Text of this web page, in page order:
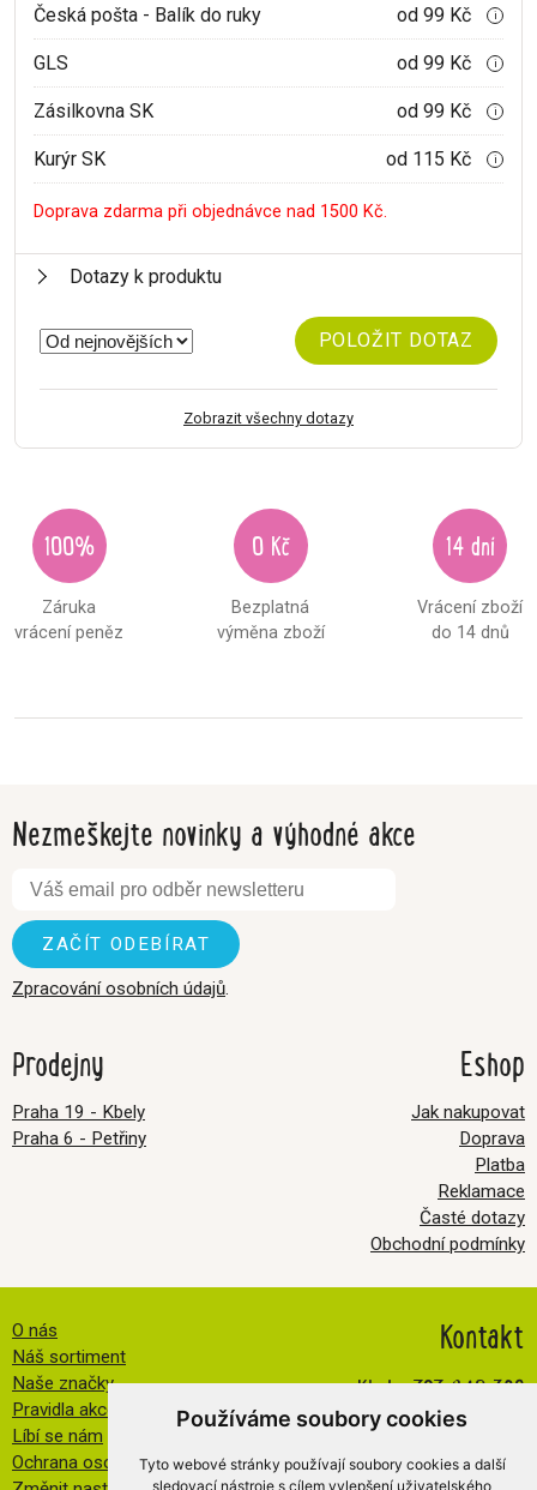
Používáme soubory cookies
Tyto webové stránky používají soubory cookies a další
sledovací nástroje s cílem vylepšení uživatelského
Česká pošta - Balík do ruky od 99 Kč i
GLS od 99 Kč i
Zásilkovna SK od 99 Kč i
Kurýr SK od 115 Kč i
Doprava zdarma při objednávce nad 1500 Kč.
Dotazy k produktu
POLOŽIT DOTAZ
Zobrazit všechny dotazy
100%
Záruka
vrácení peněz
0 Kč
Bezplatná
výměna zboží
14 dní
Vrácení zboží
do 14 dnů
Nezmeškejte novinky a výhodné akce
Zpracování osobních údajů.
Prodejny
Praha 19 - Kbely
Praha 6 - Petřiny
Kontakt
Kbely:727 840 369
Petřiny:608 032 534
info@veselatkanicka.cz
Eshop
Jak nakupovat
Doprava
Platba
Reklamace
Časté dotazy
Obchodní podmínky
O nás
Náš sortiment
Naše značky
Pravidla akce FB
Líbí se nám
Ochrana osobních údajů